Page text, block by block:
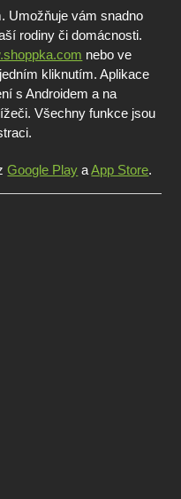
Umožňuje vám snadno
rodiny či domácnosti.
nebo ve
kliknutím. Aplikace
s Androidem a na
Všechny funkce jsou
Google Play aApp Store.